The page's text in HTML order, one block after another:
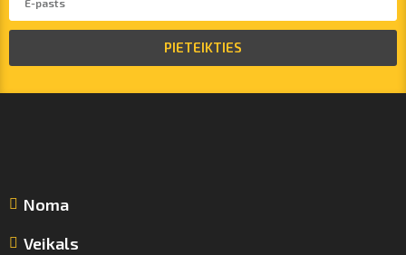
PIETEIKTIES
Noma
Veikals